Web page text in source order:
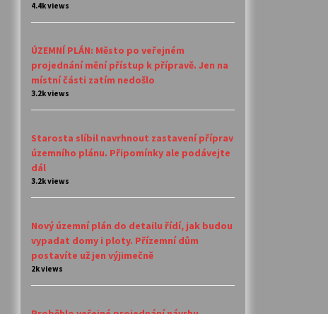
4.4k views
ÚZEMNÍ PLÁN: Město po veřejném
projednání mění přístup k přípravě. Jen na
místní části zatím nedošlo
3.2k views
Starosta slíbil navrhnout zastavení příprav
územního plánu. Připomínky ale podávejte
dál
3.2k views
Nový územní plán do detailu řídí, jak budou
vypadat domy i ploty. Přízemní dům
postavíte už jen výjimečně
2k views